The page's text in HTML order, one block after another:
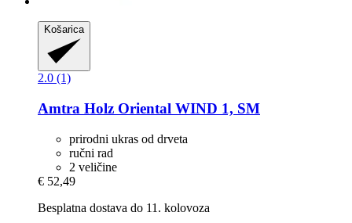
Košarica
2.0 (1)
Amtra Holz Oriental WIND 1, SM
prirodni ukras od drveta
ručni rad
2 veličine
€ 52,49
Besplatna dostava do 11. kolovoza